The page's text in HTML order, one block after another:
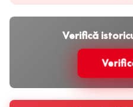
Verifică